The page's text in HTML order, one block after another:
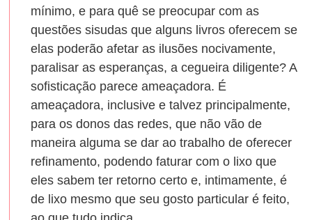
mínimo, e para quê se preocupar com as
questões sisudas que alguns livros oferecem se
elas poderão afetar as ilusões nocivamente,
paralisar as esperanças, a cegueira diligente? A
sofisticação parece ameaçadora. É
ameaçadora, inclusive e talvez principalmente,
para os donos das redes, que não vão de
maneira alguma se dar ao trabalho de oferecer
refinamento, podendo faturar com o lixo que
eles sabem ter retorno certo e, intimamente, é
de lixo mesmo que seu gosto particular é feito,